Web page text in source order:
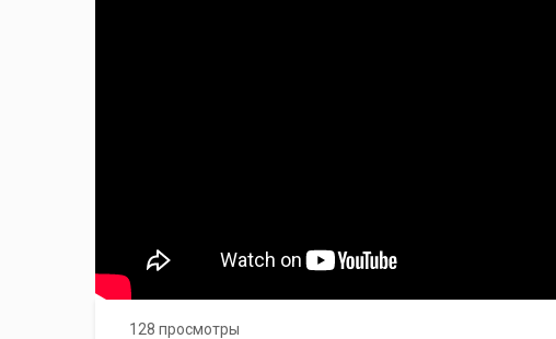
128 просмотры